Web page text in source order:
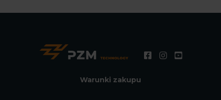
Warunki zakupu